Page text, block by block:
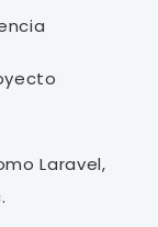
Laravel,